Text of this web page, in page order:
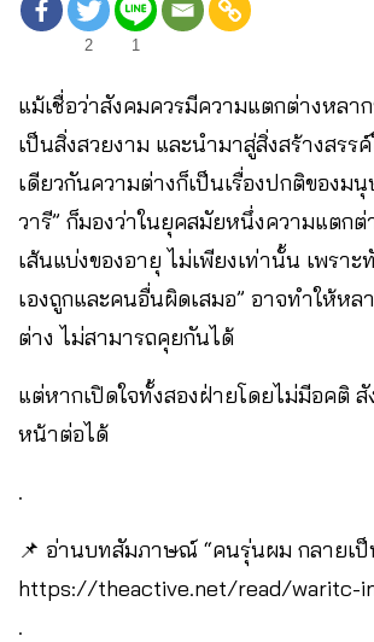
2 1
แม้เชื่อว่าสังคมควรมีความแตกต่างหลา
เป็นสิ่งสวยงาม และนำมาสู่สิ่งสร้างสรร
เดียวกันความต่างก็เป็นเรื่องปกติของม
วารี” ก็มองว่าในยุคสมัยหนึ่งความแตกต่
เส้นแบ่งของอายุ ไม่เพียงเท่านั้น เพรา
เองถูกและคนอื่นผิดเสมอ” อาจทำให้หล
ต่าง ไม่สามารถคุยกันได้
แต่หากเปิดใจทั้งสองฝ่ายโดยไม่มีอคติ สั
หน้าต่อได้
.
📌 อ่านบทสัมภาษณ์ “คนรุ่นผม กลายเป็
https://theactive.net/read/waritc-
.